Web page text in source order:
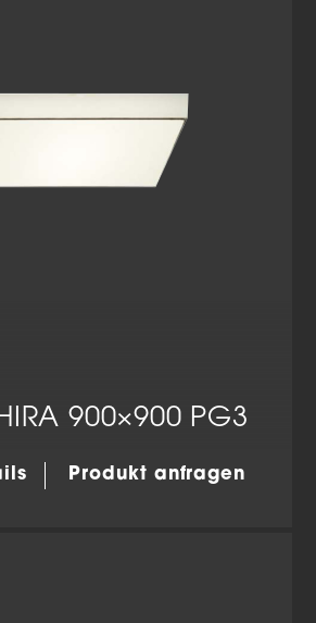
900×900 PG3
Produkt anfragen